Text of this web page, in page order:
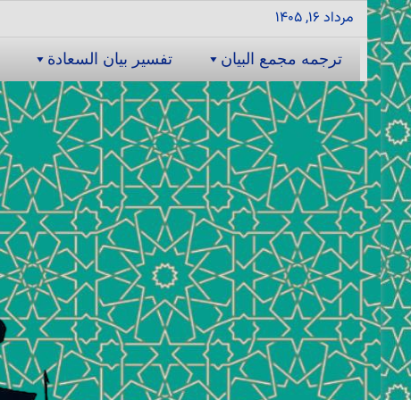
مرداد ۱۶, ۱۴۰۵
ترجمه مجمع البیان تفسیر بیان السعادة